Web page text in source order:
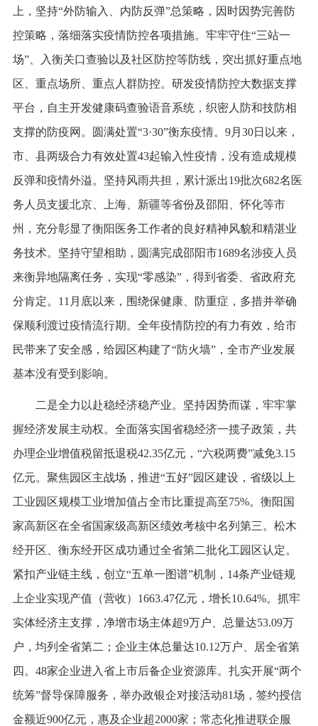
上，坚持“外防输入、内防反弹”总策略，因时因势完善防
控策略，落细落实疫情防控各项措施。牢牢守住“三站一
场”、入衡关口查验以及社区防控等防线，突出抓好重点地
区、重点场所、重点人群防控。研发疫情防控大数据支撑
平台，自主开发健康码查验语音系统，织密人防和技防相
支撑的防疫网。圆满处置“3·30”衡东疫情。9月30日以来，
市、县两级合力有效处置43起输入性疫情，没有造成规模
反弹和疫情外溢。坚持风雨共担，累计派出19批次682名医
务人员支援北京、上海、新疆等省份及邵阳、怀化等市
州，充分彰显了衡阳医务工作者的良好精神风貌和精湛业
务技术。坚持守望相助，圆满完成邵阳市1689名涉疫人员
来衡异地隔离任务，实现“零感染”，得到省委、省政府充
分肯定。11月底以来，围绕保健康、防重症，多措并举确
保顺利渡过疫情流行期。全年疫情防控的有力有效，给市
民带来了安全感，给园区构建了“防火墙”，全市产业发展
基本没有受到影响。
二是全力以赴稳经济稳产业。坚持因势而谋，牢牢掌
握经济发展主动权。全面落实国省稳经济一揽子政策，共
办理企业增值税留抵退税42.35亿元，“六税两费”减免3.15
亿元。聚焦园区主战场，推进“五好”园区建设，省级以上
工业园区规模工业增加值占全市比重提高至75%。衡阳国
家高新区在全省国家级高新区绩效考核中名列第三。松木
经开区、衡东经开区成功通过全省第二批化工园区认定。
紧扣产业链主线，创立“五单一图谱”机制，14条产业链规
上企业实现产值（营收）1663.47亿元，增长10.64%。抓牢
实体经济主支撑，净增市场主体超9万户、总量达53.09万
户，均列全省第二；企业主体总量达10.12万户、居全省第
四。48家企业进入省上市后备企业资源库。扎实开展“两个
统筹”督导保障服务，举办政银企对接活动81场，签约授信
金额近900亿元，惠及企业超2000家；常态化推进联企服